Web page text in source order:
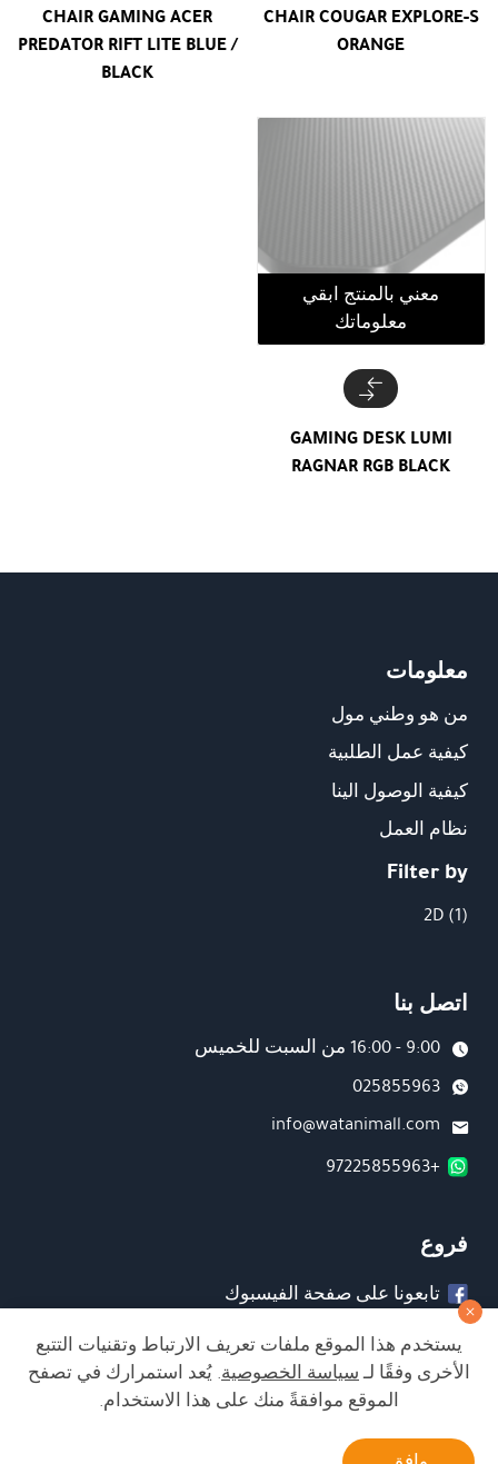
CHAIR COUGAR EXPLORE-S
ORANGE
CHAIR GAMING ACER
PREDATOR RIFT LITE BLUE /
BLACK
معني بالمنتج ابقي
معلوماتك
GAMING DESK LUMI
RAGNAR RGB BLACK
معلومات
من هو وطني مول
كيفية عمل الطلبية
كيفية الوصول الينا
نظام العمل
Filter by
2D (1)
اتصل بنا
9:00 - 16:00 من السبت للخميس
025855963
info@watanimall.com
+97225855963
فروع
تابعونا على صفحة الفيسبوك
الشراء من الموقع آمن ويلبي أعلى معايير الأمان
يستخدم هذا الموقع ملفات تعريف الارتباط وتقنيات التتبع
الأخرى وفقًا لـسياسة الخصوصية. يُعد استمرارك في تصفح
الموقع موافقةً منك على هذا الاستخدام.